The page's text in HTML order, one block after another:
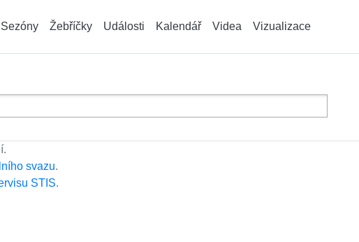
Sezóny Žebříčky Události Kalendář Videa Vizualizace
svazu.
STIS.